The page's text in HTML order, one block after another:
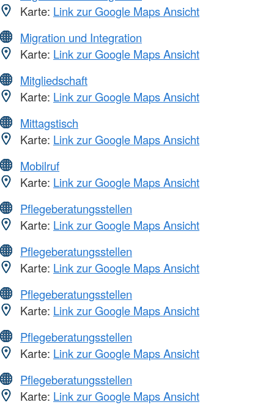
Karte: Link zur Google Maps Ansicht
Migration und Integration
Karte: Link zur Google Maps Ansicht
Mitgliedschaft
Karte: Link zur Google Maps Ansicht
Mittagstisch
Karte: Link zur Google Maps Ansicht
Mobilruf
Karte: Link zur Google Maps Ansicht
Pflegeberatungsstellen
Karte: Link zur Google Maps Ansicht
Pflegeberatungsstellen
Karte: Link zur Google Maps Ansicht
Pflegeberatungsstellen
Karte: Link zur Google Maps Ansicht
Pflegeberatungsstellen
Karte: Link zur Google Maps Ansicht
Pflegeberatungsstellen
Karte: Link zur Google Maps Ansicht